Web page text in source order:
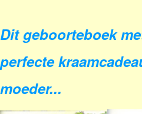
Dit geboorteboek
perfecte
moeder...